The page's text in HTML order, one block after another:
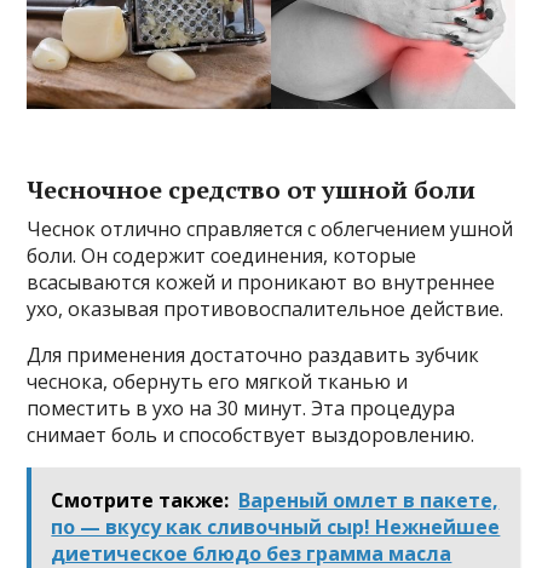
Чесночное средство от ушной боли
Чеснок отлично справляется с облегчением ушной
боли. Он содержит соединения, которые
всасываются кожей и проникают во внутреннее
ухо, оказывая противовоспалительное действие.
Для применения достаточно раздавить зубчик
чеснока, обернуть его мягкой тканью и
поместить в ухо на 30 минут. Эта процедура
снимает боль и способствует выздоровлению.
Смотрите также: Вареный омлет в пакете,
по — вкусу как сливочный сыр! Нежнейшее
диетическое блюдо без грамма масла